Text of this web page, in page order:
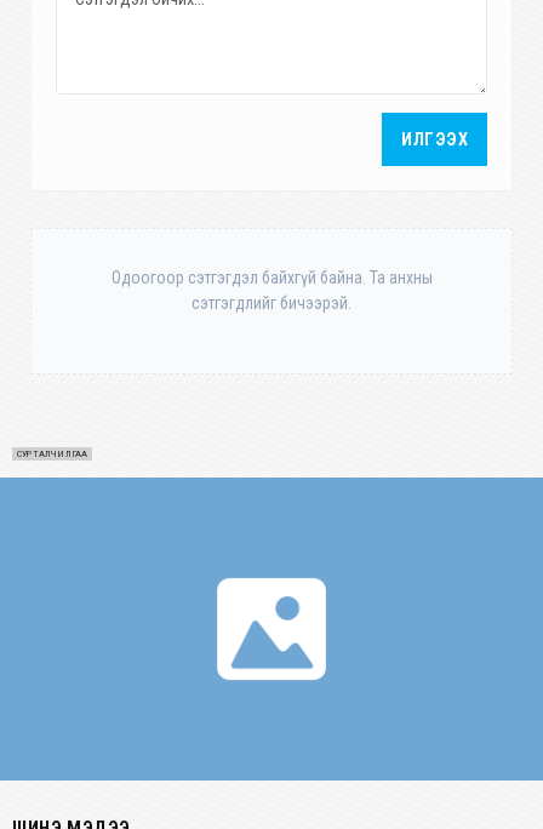
ИЛГЭЭХ
Одоогоор сэтгэгдэл байхгүй байна. Та анхны
сэтгэгдлийг бичээрэй.
СУРТАЛЧИЛГАА